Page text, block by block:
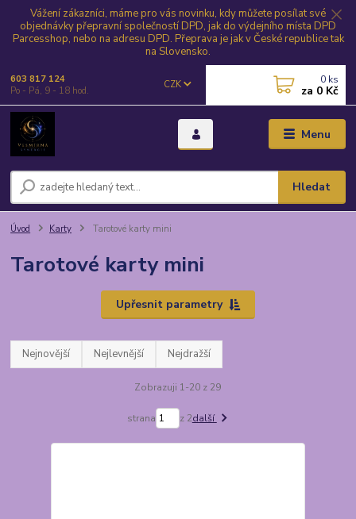
Vážení zákazníci, máme pro vás novinku, kdy můžete posílat své
objednávky přepravní společností DPD, jak do výdejního místa DPD
Parcesshop, nebo na adresu DPD. Přeprava je jak v České republice tak
na Slovensko.
Menu
CZK
Hledat
603 817 124
Po - Pá, 9 - 18 hod.
0 ks
za 0 Kč
Úvod Karty Tarotové karty mini
Tarotové karty mini
Upřesnit parametry
Nejnovější Nejlevnější Nejdražší
Zobrazuji 1-20 z 29
strana z 2další